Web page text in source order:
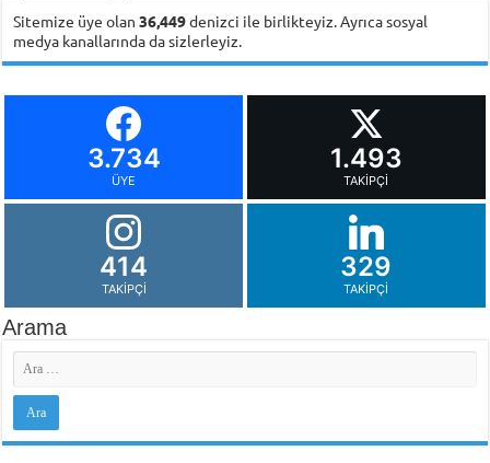
Sitemize üye olan36,449denizci ile birlikteyiz. Ayrıca sosyal
medya kanallarında da sizlerleyiz.
3.734
ÜYE
1.493
TAKIPÇI
414
TAKIPÇI
329
TAKIPÇI
Arama